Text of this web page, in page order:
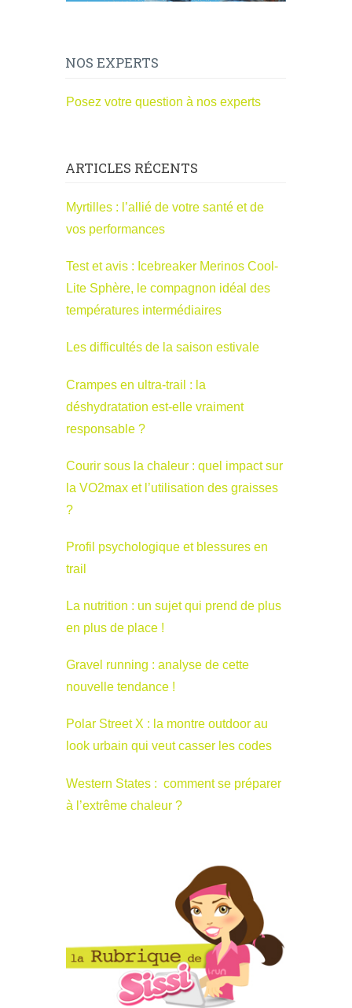
NOS EXPERTS
Posez votre question à nos experts
ARTICLES RÉCENTS
Myrtilles : l’allié de votre santé et de
vos performances
Test et avis : Icebreaker Merinos Cool-
Lite Sphère, le compagnon idéal des
températures intermédiaires
Les difficultés de la saison estivale
Crampes en ultra-trail : la
déshydratation est-elle vraiment
responsable ?
Courir sous la chaleur : quel impact sur
la VO2max et l’utilisation des graisses
?
Profil psychologique et blessures en
trail
La nutrition : un sujet qui prend de plus
en plus de place !
Gravel running : analyse de cette
nouvelle tendance !
Polar Street X : la montre outdoor au
look urbain qui veut casser les codes
Western States : comment se préparer
à l’extrême chaleur ?